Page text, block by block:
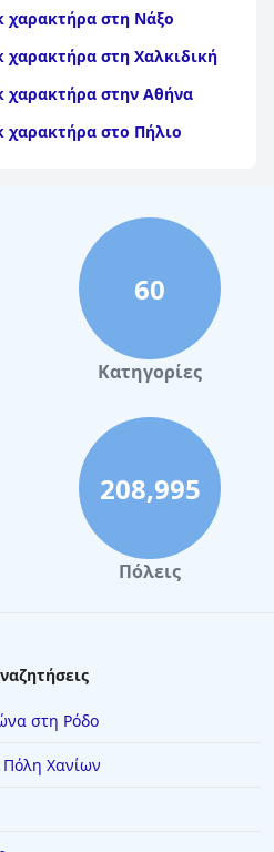
χαρακτήρα στη Νάξο
χαρακτήρα στη Χαλκιδική
χαρακτήρα στην Αθήνα
χαρακτήρα στο Πήλιο
60
Κατηγορίες
208,995
Πόλεις
στη Ρόδο
Πόλη Χανίων